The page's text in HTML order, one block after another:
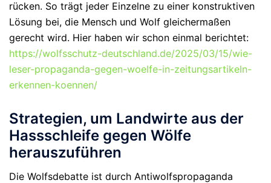
rücken. So trägt jeder Einzelne zu einer konstruktiven
Lösung bei, die Mensch und Wolf gleichermaßen
gerecht wird. Hier haben wir schon einmal berichtet:
https://wolfsschutz-deutschland.de/2025/03/15/wie-
leser-propaganda-gegen-woelfe-in-zeitungsartikeln-
erkennen-koennen/
Strategien, um Landwirte aus der
Hassschleife gegen Wölfe
herauszuführen
Die Wolfsdebatte ist durch Antiwolfspropaganda